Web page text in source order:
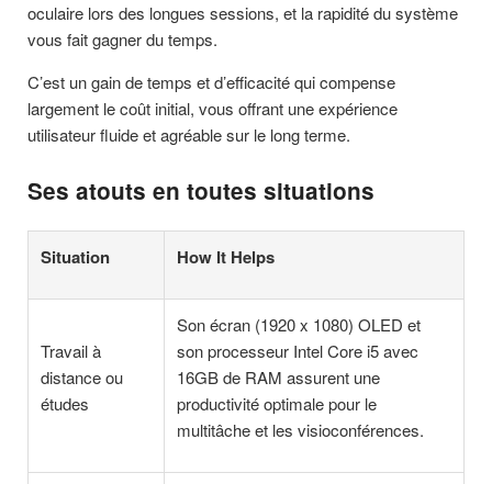
oculaire lors des longues sessions, et la rapidité du système
vous fait gagner du temps.
C’est un gain de temps et d’efficacité qui compense
largement le coût initial, vous offrant une expérience
utilisateur fluide et agréable sur le long terme.
Ses atouts en toutes situations
Situation How It Helps
Travail à
distance ou
études
Son écran (1920 x 1080) OLED et
son processeur Intel Core i5 avec
16GB de RAM assurent une
productivité optimale pour le
multitâche et les visioconférences.